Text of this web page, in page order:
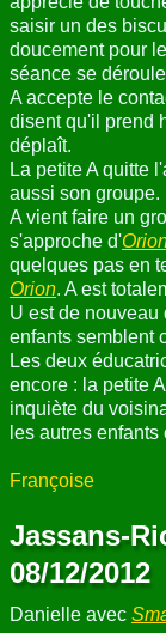
saisir un des
doucement pour
séance se
A accepte le
disent qu'il prend
déplaît.
La petite A quitte
aussi son groupe.
A vient faire un
s'approche d'
quelques pas en
Orion. A est
U est de nouveau
enfants semblent
Les deux
encore : la petite
inquiète du
les autres
Françoise
Jassans-
08/12/2012
Danielle avec